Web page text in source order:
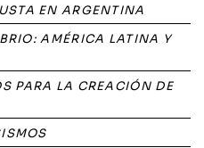
EN ARGENTINA
AMÉRICA LATINA Y
PARA LA CREACIÓN DE